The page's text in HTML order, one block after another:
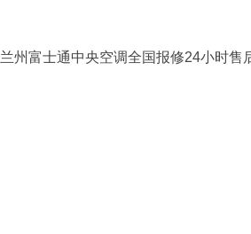
兰州富士通中央空调全国报修24小时售